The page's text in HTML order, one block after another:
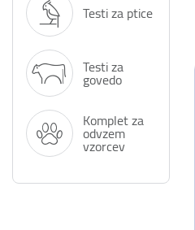
Testi za ptice
Testi za
govedo
Komplet za
odvzem
vzorcev